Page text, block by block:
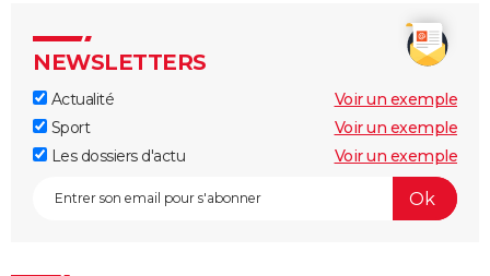
NEWSLETTERS
Actualité
Voir un exemple
Sport
Voir un exemple
Les dossiers d'actu
Voir un exemple